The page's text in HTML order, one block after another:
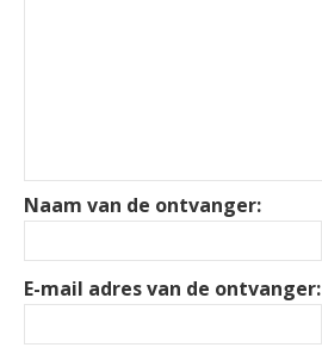
Naam van de ontvanger:
E-mail adres van de ontvanger: